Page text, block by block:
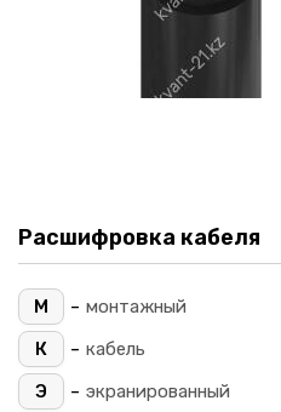
Расшифровка кабеля
М - монтажный
К
- кабель
Э
- экранированный